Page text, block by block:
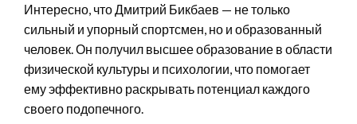
Интересно, что Дмитрий Бикбаев — не только
сильный и упорный спортсмен, но и образованный
человек. Он получил высшее образование в области
физической культуры и психологии, что помогает
ему эффективно раскрывать потенциал каждого
своего подопечного.